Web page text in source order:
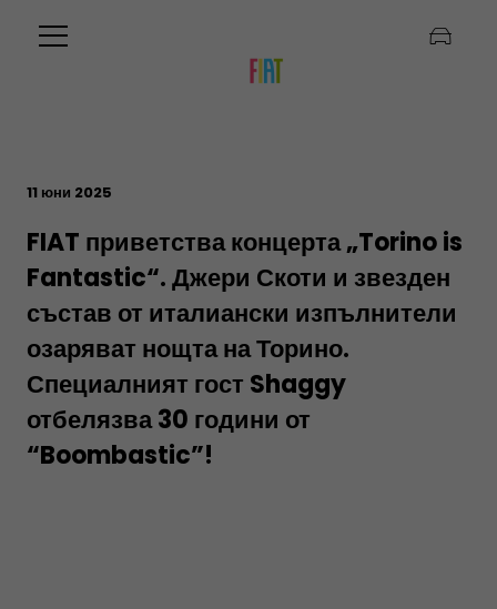
11 юни 2025
FIAT приветства концерта „Torino is
Fantastic“. Джери Скоти и звезден
състав от италиански изпълнители
озаряват нощта на Торино.
Специалният гост Shaggy
отбелязва 30 години от
“Boombastic”!